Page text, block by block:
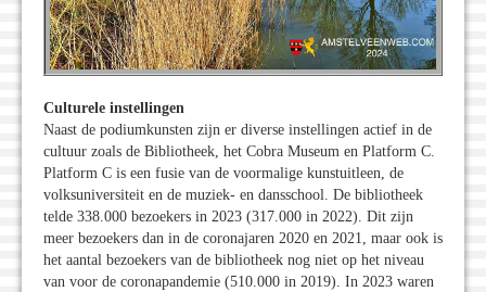
Culturele instellingen
Naast de podiumkunsten zijn er diverse instellingen actief in de
cultuur zoals de Bibliotheek, het Cobra Museum en Platform C.
Platform C is een fusie van de voormalige kunstuitleen, de
volksuniversiteit en de muziek- en dansschool. De bibliotheek
telde 338.000 bezoekers in 2023 (317.000 in 2022). Dit zijn
meer bezoekers dan in de coronajaren 2020 en 2021, maar ook is
het aantal bezoekers van de bibliotheek nog niet op het niveau
van voor de coronapandemie (510.000 in 2019). In 2023 waren